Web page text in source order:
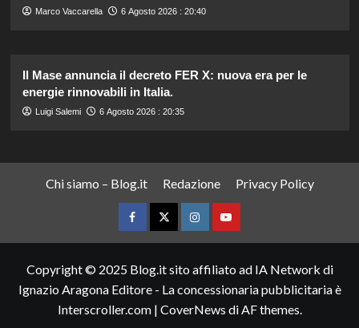
Marco Vaccarella 6 Agosto 2026 : 20:40
Il Mase annuncia il decreto FER X: nuova era per le
energie rinnovabili in Italia.
Luigi Salemi 6 Agosto 2026 : 20:35
Chi siamo – Blog.it Redazione Privacy Policy
FacebookTwitterInstagramYouTube
Copyright © 2025 Blog.it sito affiliato ad IA Network di
Ignazio Aragona Editore - La concessionaria pubblicitaria è
Interscroller.com | CoverNews di AF themes.